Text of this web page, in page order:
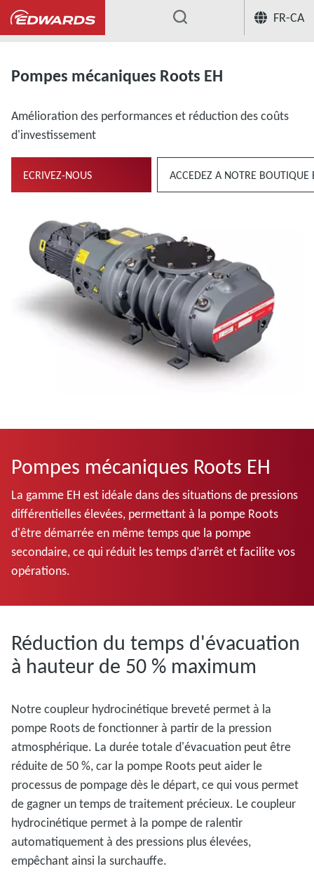
FR-CA
... Pompes mécaniques Roots
Pompes mécaniques Roots EH
Amélioration des performances et réduction des coûts
d'investissement
ECRIVEZ-NOUS ACCEDEZ A NOTRE BOUTIQUE
Pompes mécaniques Roots EH
La gamme EH est idéale dans des situations de pressions
différentielles élevées, permettant à la pompe Roots
d'être démarrée en même temps que la pompe
secondaire, ce qui réduit les temps d’arrêt et facilite vos
opérations.
Réduction du temps d'évacuation
à hauteur de 50 % maximum
Notre coupleur hydrocinétique breveté permet à la
pompe Roots de fonctionner à partir de la pression
atmosphérique. La durée totale d'évacuation peut être
réduite de 50 %, car la pompe Roots peut aider le
processus de pompage dès le départ, ce qui vous permet
de gagner un temps de traitement précieux. Le coupleur
hydrocinétique permet à la pompe de ralentir
automatiquement à des pressions plus élevées,
empêchant ainsi la surchauffe.